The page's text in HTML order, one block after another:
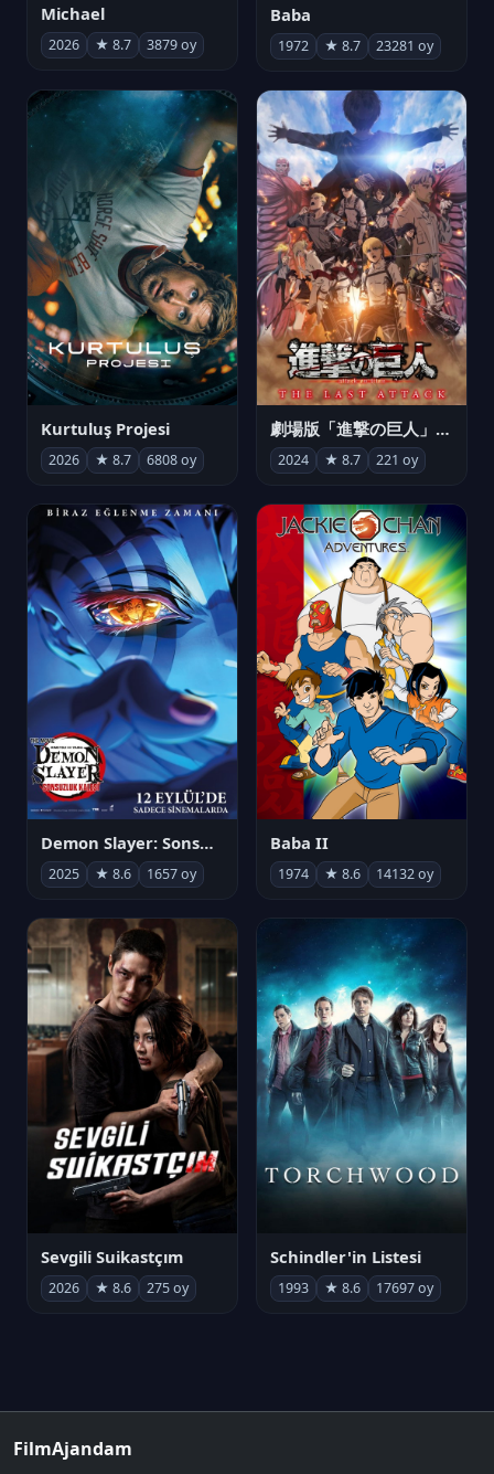
Michael
2026 ★ 8.7 3879 oy
Baba
1972 ★ 8.7 23281 oy
Kurtuluş Projesi
2026 ★ 8.7 6808 oy
劇場版「進撃の巨人」完結編 THE LAST ATTACK
2024 ★ 8.7 221 oy
Demon Slayer: Sonsuzluk Kalesi
2025 ★ 8.6 1657 oy
Baba II
1974 ★ 8.6 14132 oy
Sevgili Suikastçım
2026 ★ 8.6 275 oy
Schindler'in Listesi
1993 ★ 8.6 17697 oy
FilmAjandam